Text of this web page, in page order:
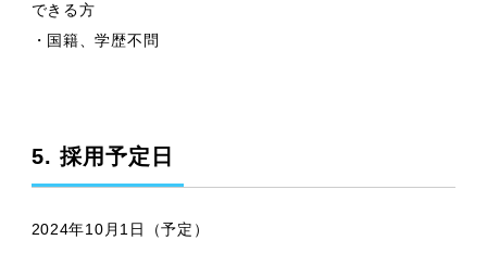
できる方
・国籍、学歴不問
5. 採用予定日
2024年10月1日（予定）